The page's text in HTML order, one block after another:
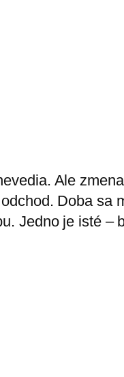
Ale
Doba sa
Jedno je isté –